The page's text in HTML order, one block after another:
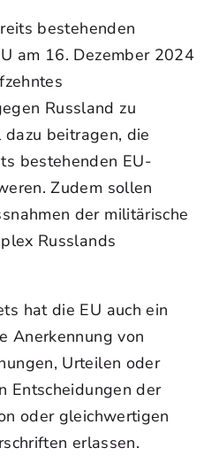
bestehenden
am 16. Dezember 2024
Russland zu
beitragen, die
bestehenden EU-
Zudem sollen
der militärische
Russlands
hat die EU auch ein
Anerkennung von
Urteilen oder
Entscheidungen der
oder gleichwertigen
erlassen.